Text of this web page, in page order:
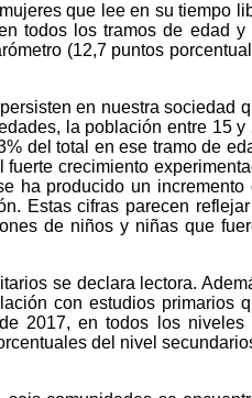
que lee en su tiempo
todos los tramos de edad y
(12,7 puntos
en nuestra sociedad
la población entre 15 y
del total en ese tramo de
crecimiento
ha producido un incremento
Estas cifras parecen reflejar
de niños y niñas que
se declara lectora.
con estudios primarios
2017, en todos los niveles
del nivel